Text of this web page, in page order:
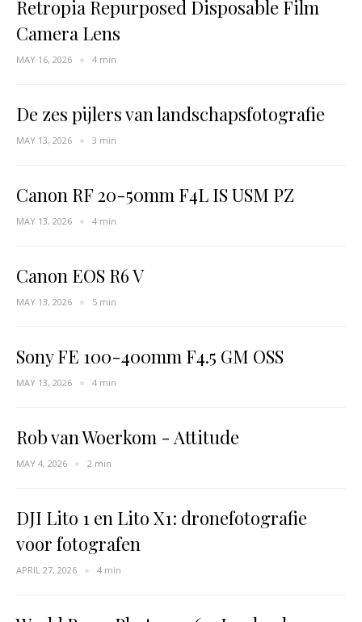
Retropia Repurposed Disposable Film
Camera Lens
MAY 16, 2026 4 min
De zes pijlers van landschapsfotografie
MAY 13, 2026 3 min
Canon RF 20-50mm F4L IS USM PZ
MAY 13, 2026 4 min
Canon EOS R6 V
MAY 13, 2026 5 min
Sony FE 100-400mm F4.5 GM OSS
MAY 13, 2026 4 min
Rob van Woerkom - Attitude
MAY 4, 2026 2 min
DJI Lito 1 en Lito X1: dronefotografie
voor fotografen
APRIL 27, 2026 4 min